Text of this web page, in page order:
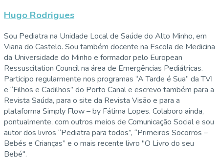
Hugo Rodrigues
Sou Pediatra na Unidade Local de Saúde do Alto Minho, em
Viana do Castelo. Sou também docente na Escola de Medicina
da Universidade do Minho e formador pelo European
Ressuscitation Council na área de Emergências Pediátricas.
Participo regularmente nos programas “A Tarde é Sua” da TVI
e “Filhos e Cadilhos” do Porto Canal e escrevo também para a
Revista Saúda, para o site da Revista Visão e para a
plataforma Simply Flow – by Fátima Lopes. Colaboro ainda,
pontualmente, com outros meios de Comunicação Social e sou
autor dos livros “Pediatra para todos”, “Primeiros Socorros –
Bebés e Crianças” e o mais recente livro "O Livro do seu
Bebé".